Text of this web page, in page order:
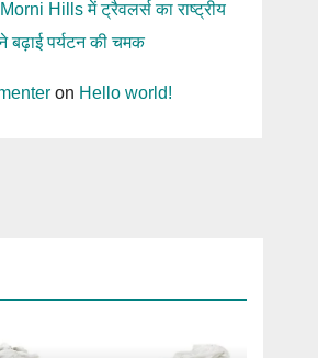
Morni Hills में ट्रैवलर्स का राष्ट्रीय
बढ़ाई पर्यटन की चमक
on Hello world!